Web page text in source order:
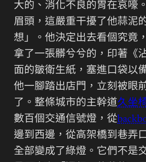
大的、消化不良的胃在哀嚎
眉頭，這嚴重干擾了他蒜泥
想」。他決定出去看個究竟
拿了一張髒兮兮的，印著《
面的皺衛生紙，塞進口袋以
他一腳踏出店門，立刻被眼
了。整條城市的主幹道久坐
數百個交通信號燈，從
邊到西邊，從高架橋到巷弄
全部變成了綠燈。它們不是